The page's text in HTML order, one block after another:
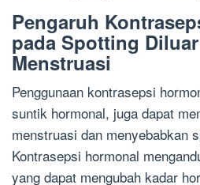
Pengaruh
pada Spotting
Menstruasi
Penggunaan kontrasepsi
suntik hormonal, juga dapat
menstruasi dan menyebabkan
Kontrasepsi hormonal
yang dapat mengubah kadar